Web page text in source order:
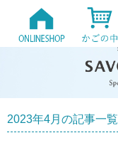
2023年4月の記事一覧